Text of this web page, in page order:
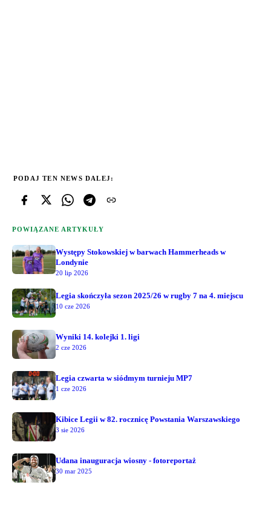
PODAJ TEN NEWS DALEJ:
POWIĄZANE ARTYKUŁY
Występy Stokowskiej w barwach Hammerheads w
Londynie
20 lip 2026
Legia skończyła sezon 2025/26 w rugby 7 na 4. miejscu
10 cze 2026
Wyniki 14. kolejki 1. ligi
2 cze 2026
Legia czwarta w siódmym turnieju MP7
1 cze 2026
Kibice Legii w 82. rocznicę Powstania Warszawskiego
3 sie 2026
Udana inauguracja wiosny - fotoreportaż
30 mar 2025